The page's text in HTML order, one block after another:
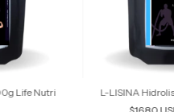
Life Nutri
L-LISINA